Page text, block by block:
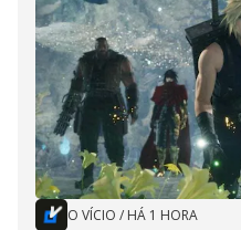
O VÍCIO / HÁ 1 HORA